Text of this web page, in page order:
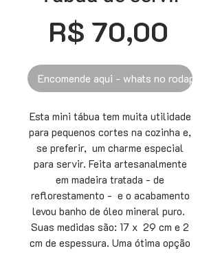
R$ 70,00
Encomende aqui - whats no rodapé
Esta mini tábua tem muita utilidade
para pequenos cortes na cozinha e,
se preferir, um charme especial
para servir. Feita artesanalmente
em madeira tratada - de
reflorestamento - e o acabamento
levou banho de óleo mineral puro.
Suas medidas são: 17 x 29 cm e 2
cm de espessura. Uma ótima opção